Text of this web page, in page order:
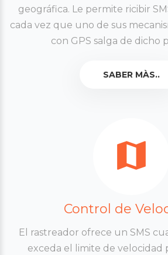
geográfica. Le permite ricibir
cada vez que uno de sus
con GPS salga de dicho
SABER MÀS..
Control de
El rastreador ofrece un SMS
exceda el limite de velocidad